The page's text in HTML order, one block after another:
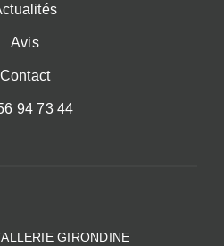
Avis
Contact
94 73 44
GIRONDINE